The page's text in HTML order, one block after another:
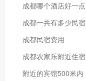
成都哪个酒店好一点
成都一共有多少民宿
成都民宿费用
成都农家乐附近住宿
附近的宾馆500米内